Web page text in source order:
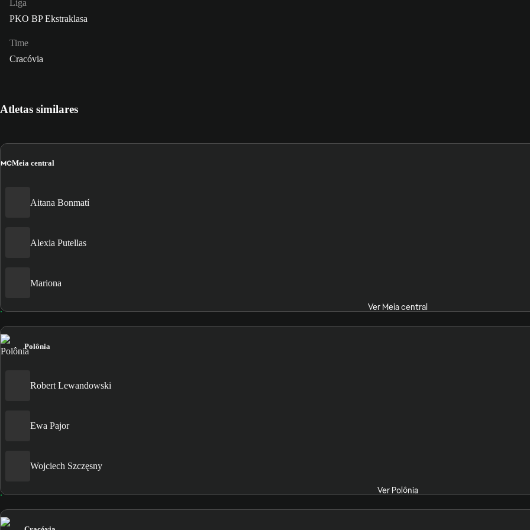
Liga
PKO BP Ekstraklasa
Time
Cracóvia
Atletas similares
MCMeia central
Aitana Bonmatí
Alexia Putellas
Mariona
Ver Meia central
Polônia
Robert Lewandowski
Ewa Pajor
Wojciech Szczęsny
Ver Polônia